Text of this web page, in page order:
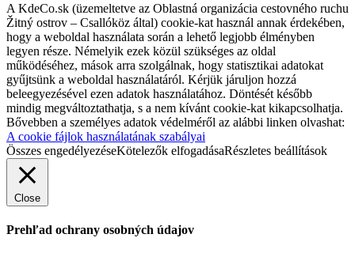
228 km,Kerékpártúra
A KdeCo.sk (üzemeltetve az Oblastná organizácia cestovného ruchu
Žitný ostrov – Csallóköz által) cookie-kat használ annak érdekében,
hogy a weboldal használata során a lehető legjobb élményben
legyen része. Némelyik ezek közül szükséges az oldal
működéséhez, mások arra szolgálnak, hogy statisztikai adatokat
gyűjtsünk a weboldal használatáról. Kérjük járuljon hozzá
beleegyezésével ezen adatok használatához. Döntését később
mindig megváltoztathatja, s a nem kívánt cookie-kat kikapcsolhatja.
Bővebben a személyes adatok védelméről az alábbi linken olvashat:
A cookie fájlok használatának szabályai
Összes engedélyezéseKötelezők elfogadásaRészletes beállítások
Close
Prehľad ochrany osobných údajov